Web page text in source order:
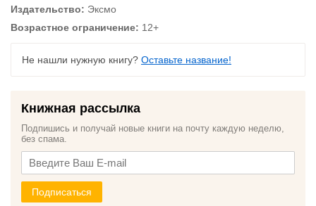
Издательство: Эксмо
Возрастное ограничение: 12+
Не нашли нужную книгу? Оставьте название!
Книжная рассылка
Подпишись и получай новые книги на почту каждую неделю,
без спама.
Подписаться